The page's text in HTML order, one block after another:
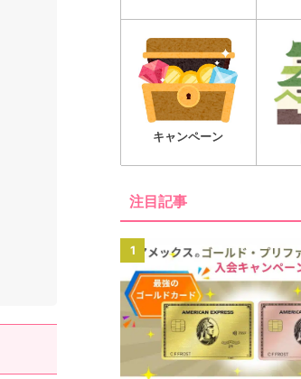
キャンペーン
注目記事
1